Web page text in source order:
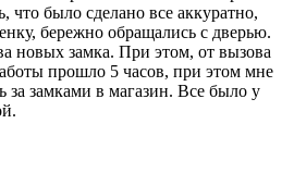
что было сделано все аккуратно,
бережно обращались с дверью.
новых замка. При этом, от вызова
прошло 5 часов, при этом мне
за замками в магазин. Все было у